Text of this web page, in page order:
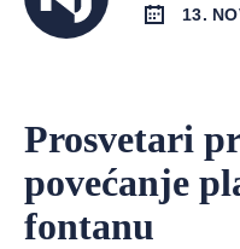
13.
Prosvetari
povećanje
fontanu